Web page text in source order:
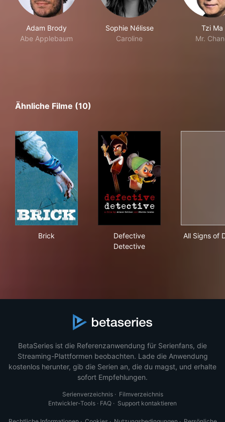
Adam Brody
Abe Applebaum
Sophie Nélisse
Caroline
Tzi Ma
Mr.
Ähnliche Filme (10)
Brick
Defective
Detective
All Signs of
BetaSeries ist die Referenzanwendung für Serienfans, die
Streaming-Plattformen beobachten. Lade die Anwendung
kostenlos herunter, gib die Serien an, die du magst, und erhalte
sofort Empfehlungen.
Serienverzeichnis· Filmverzeichnis
Entwickler-Tools · FAQ · Support kontaktieren